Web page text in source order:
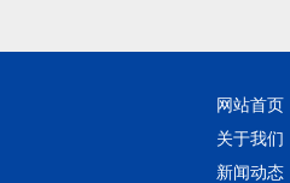
网站首页
关于我们
新闻动态